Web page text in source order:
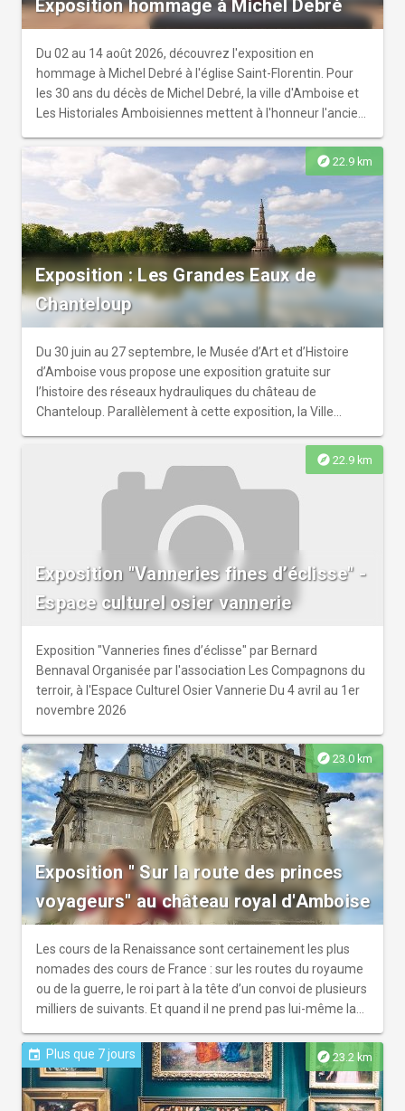
Exposition hommage à Michel Debré
Du 02 au 14 août 2026, découvrez l'exposition en
hommage à Michel Debré à l'église Saint-Florentin. Pour
les 30 ans du décès de Michel Debré, la ville d'Amboise et
Les Historiales Amboisiennes mettent à l'honneur l'ancien
exposition à l'église Saint-Florentin. Le vernissage se
tiendra le 02 août 2026 à 11heures au musée d'Art et
d'Histoire d'Amboise (Hôtel Morin).
explore 22.9 km
Exposition : Les Grandes Eaux de
Chanteloup ‎
Du 30 juin au 27 septembre, le Musée d’Art et d’Histoire
d’Amboise vous propose une exposition gratuite sur
l’histoire des réseaux hydrauliques du château de
Chanteloup. Parallèlement à cette exposition, la Ville
pour découvrir tous les secrets des grandes eaux de
Chanteloup. → Une conférence de Thierry André, ancien
directeur de la pagode de Chanteloup, sur la thématique
des eaux de Chanteloup, mercredi 9 septembre à 15h à la
médiathèque Aimé Césaire d’Amboise. → Des visites
guidées gratuites de l’exposition, sur réservation Du mardi
au dimanche de 14h à 18h Entrée libre et gratuite
explore 22.9 km
Exposition "Vanneries fines d’éclisse" -
Espace culturel osier vannerie
Exposition "Vanneries fines d’éclisse" par Bernard
Bennaval Organisée par l'association Les Compagnons du
terroir, à l'Espace Culturel Osier Vannerie Du 4 avril au 1er
novembre 2026
explore 23.0 km
Exposition " Sur la route des princes
voyageurs" au château royal d'Amboise
Les cours de la Renaissance sont certainement les plus
nomades des cours de France : sur les routes du royaume
ou de la guerre, le roi part à la tête d’un convoi de plusieurs
milliers de suivants. Et quand il ne prend pas lui-même la
l’assaut d’un monde inconnu (Canada, Brésil…). À travers
les voyages des souverains qui ont marqué l’histoire du
château d’Amboise cette exposition nous en dit plus sur ce
explore 23.2 km
event Plus que 7 jours